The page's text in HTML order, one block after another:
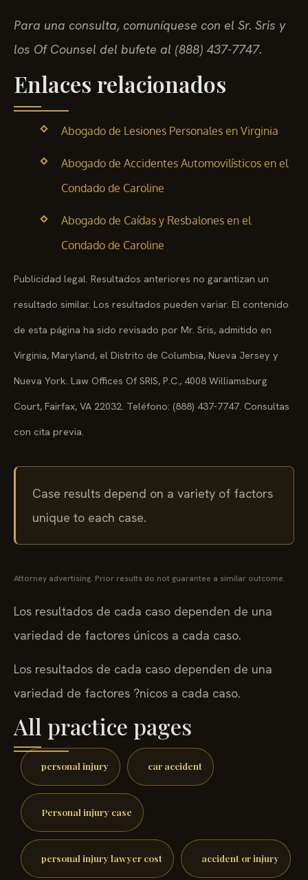
Para una consulta, comuníquese con el Sr. Sris y
los Of Counsel del bufete al (888) 437-7747.
Enlaces relacionados
Abogado de Lesiones Personales en Virginia
Abogado de Accidentes Automovilísticos en el
Condado de Caroline
Abogado de Caídas y Resbalones en el
Condado de Caroline
Publicidad legal. Resultados anteriores no garantizan un
resultado similar. Los resultados pueden variar. El contenido
de esta página ha sido revisado por Mr. Sris, admitido en
Virginia, Maryland, el Distrito de Columbia, Nueva Jersey y
Nueva York. Law Offices Of SRIS, P.C., 4008 Williamsburg
Court, Fairfax, VA 22032. Teléfono: (888) 437-7747. Consultas
con cita previa.
Case results depend on a variety of factors
unique to each case.
Attorney advertising. Prior results do not guarantee a similar outcome.
Los resultados de cada caso dependen de una
variedad de factores únicos a cada caso.
Los resultados de cada caso dependen de una
variedad de factores ?nicos a cada caso.
All practice pages
personal injury car accident
Personal injury case
personal injury lawyer cost accident or injury